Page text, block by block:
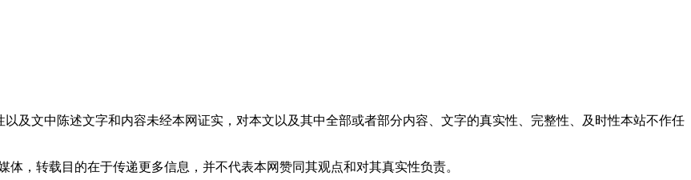
及文中陈述文字和内容未经本网证实，对本文以及其中全部或者部分内容、文字的真实性、完整性、及时性本站不作任
，转载目的在于传递更多信息，并不代表本网赞同其观点和对其真实性负责。